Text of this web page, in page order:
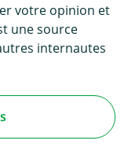
votre opinion et
une source
internautes